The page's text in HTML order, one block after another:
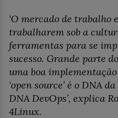
‘O mercado de
trabalharem sob a
ferramentas para se
sucesso. Grande parte
uma boa implementação
‘open source’ é o DNA
DNA DevOps’, explica
4Linux.